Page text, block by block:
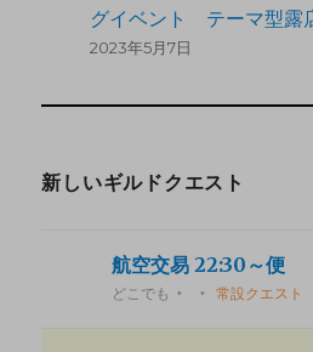
グイベント テーマ型露
2023年5月7日
新しいギルドクエスト
航空交易 22:30～便
どこでも 常設クエスト